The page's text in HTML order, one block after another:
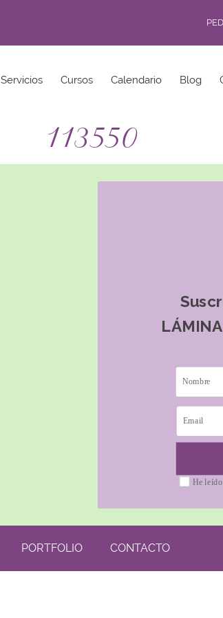
Servicios Cursos Calendario Blog
113550
He
PORTFOLIO CONTACTO